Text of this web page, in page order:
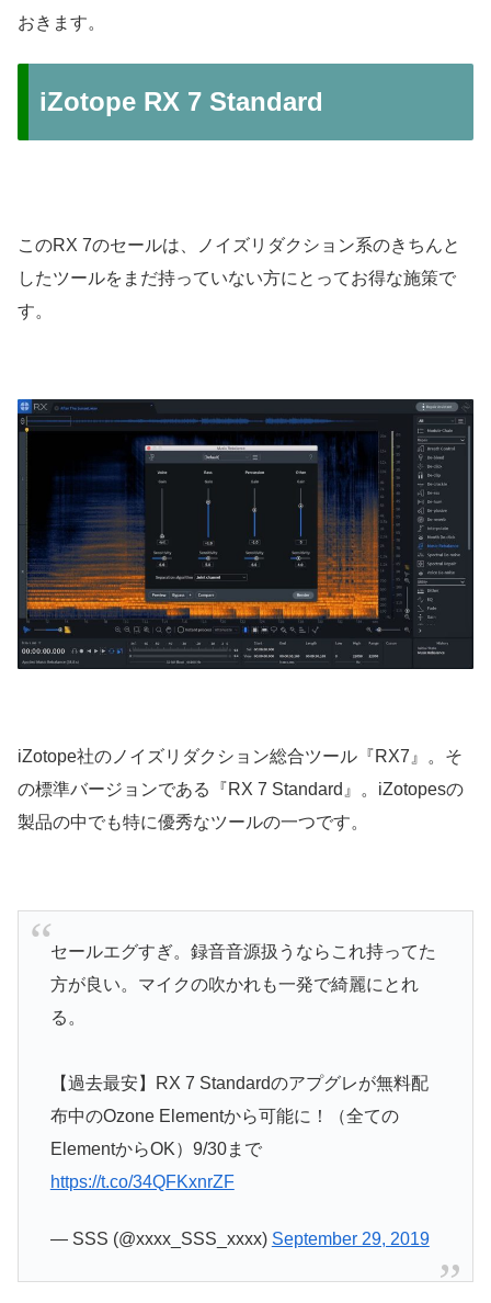
おきます。
iZotope RX 7 Standard
このRX 7のセールは、ノイズリダクション系のきちんと
したツールをまだ持っていない方にとってお得な施策で
す。
iZotope社のノイズリダクション総合ツール『RX7』。そ
の標準バージョンである『RX 7 Standard』。iZotopesの
製品の中でも特に優秀なツールの一つです。
セールエグすぎ。録音音源扱うならこれ持ってた
方が良い。マイクの吹かれも一発で綺麗にとれ
る。
【過去最安】RX 7 Standardのアプグレが無料配
布中のOzone Elementから可能に！（全ての
ElementからOK）9/30まで
https://t.co/34QFKxnrZF
— SSS (@xxxx_SSS_xxxx) September 29, 2019